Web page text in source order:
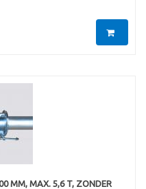
MM, MAX. 5,6 T, ZONDER